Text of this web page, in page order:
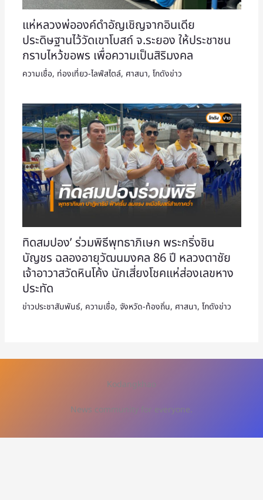
แห่หลวงพ่อองค์ดำอัญเชิญจากอินเดีย
ประดิษฐานไว้วัดเขาโบสถ์ จ.ระยอง ให้ประชาชน
กราบไหว้ขอพร เพื่อความเป็นสิริมงคล
ความเชื่อ, ท่องเที่ยว-ไลฟ์สไตล์, ศาสนา, โกดังข่าว
ทิดสมปอง’ ร่วมพิธีพุทธาภิเษก พระกริ่งชิน
บัญชร ฉลองอายุวัฒนมงคล 86 ปี หลวงตาชัย
เจ้าอาวาสวัดหินโค้ง นักเสี่ยงโชคแห่ส่องเลขหาง
ประทัด
ข่าวประชาสัมพันธ์, ความเชื่อ, จังหวัด-ท้องถิ่น, ศาสนา, โกดังข่าว
Kodangkhao
News community for everyone.